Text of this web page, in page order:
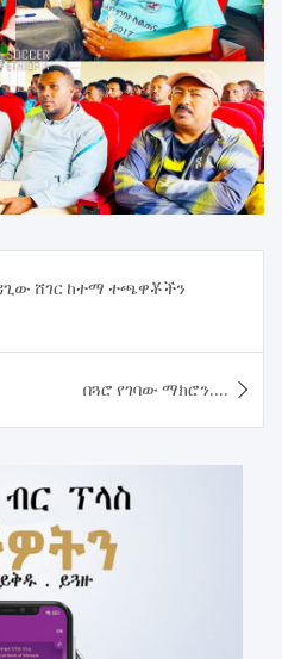
ሸገር ከተማ ተጫዋቾችን
በጓሮ የገባው ማክሮን….